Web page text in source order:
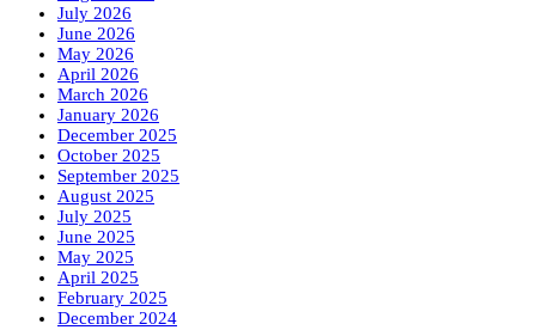
July 2026
June 2026
May 2026
April 2026
March 2026
January 2026
December 2025
October 2025
September 2025
August 2025
July 2025
June 2025
May 2025
April 2025
February 2025
December 2024